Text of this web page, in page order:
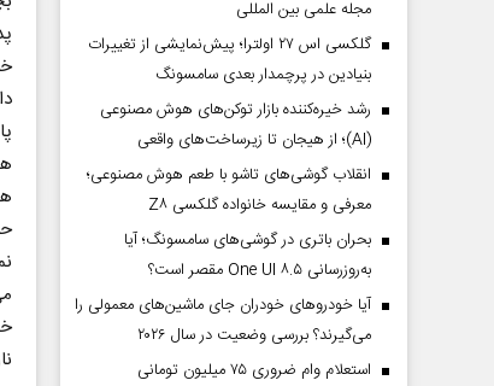
مجله علمی بین المللی
گلکسی اس ۲۷ اولترا؛ پیش‌نمایشی از تغییرات
بنیادین در پرچمدار بعدی سامسونگ
رشد خیره‌کننده بازار توکن‌های هوش مصنوعی
(AI)؛ از هیجان تا زیرساخت‌های واقعی
انقلاب گوشی‌های تاشو‌ با طعم هوش مصنوعی؛
معرفی و مقایسه خانواده گلکسی Z۸
بحران باتری در گوشی‌های سامسونگ؛ آیا
به‌روزرسانی One UI ۸.۵ مقصر است؟
آیا خودروهای خودران جای ماشین‌های معمولی را
می‌گیرند؟ بررسی وضعیت در سال ۲۰۲۶
استعلام وام ضروری ۷۵ میلیون تومانی